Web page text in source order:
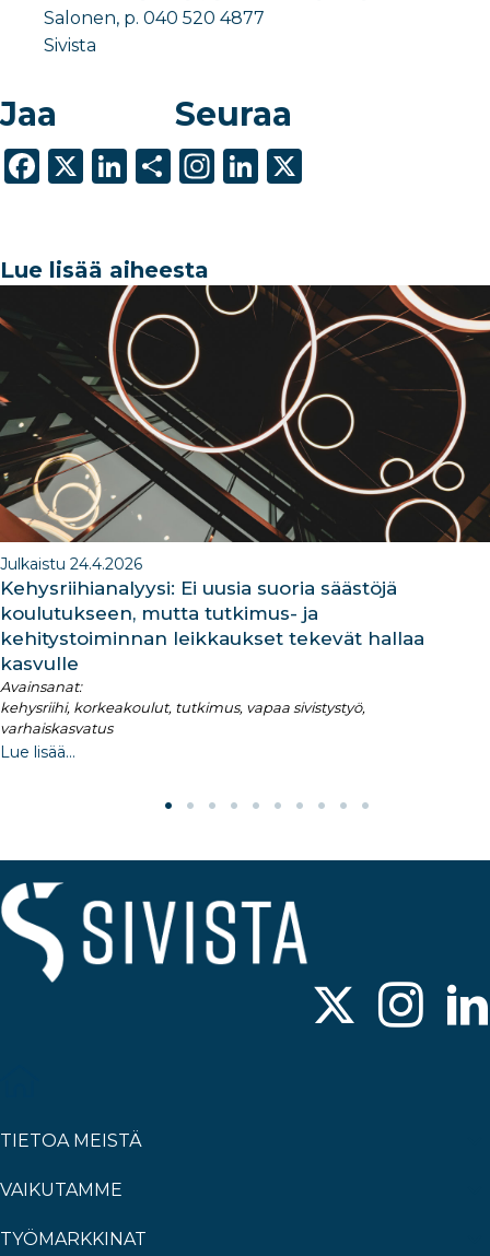
Salonen, p. 040 520 4877
Sivista
Jaa
F
e
o
o
k
X
Li
e
dI
n
S
e
Seuraa
In
ra
Li
dI
Lue lisää aiheesta
Julkaistu 24.4.2026
Kehysriihianalyysi: Ei uusia suoria säästöjä
koulutukseen, mutta tutkimus- ja
kehitystoiminnan leikkaukset tekevät hallaa
kasvulle
Avainsanat:
kehysriihi, korkeakoulut, tutkimus, vapaa sivistystyö,
varhaiskasvatus
Lue lisää...
TIETOA MEISTÄ
VAIKUTAMME
TYÖMARKKINAT